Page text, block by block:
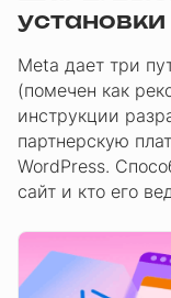
установки
Meta дает три
(помечен как
инструкции
партнерскую
WordPress.
сайт и кто его